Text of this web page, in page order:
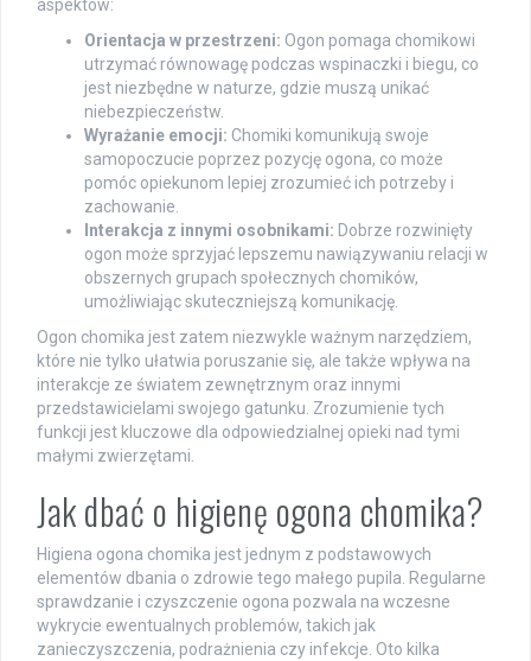
aspektów:
Orientacja w przestrzeni: Ogon pomaga chomikowi
utrzymać równowagę podczas wspinaczki i biegu, co
jest niezbędne w naturze, gdzie muszą unikać
niebezpieczeństw.
Wyrażanie emocji: Chomiki komunikują swoje
samopoczucie poprzez pozycję ogona, co może
pomóc opiekunom lepiej zrozumieć ich potrzeby i
zachowanie.
Interakcja z innymi osobnikami: Dobrze rozwinięty
ogon może sprzyjać lepszemu nawiązywaniu relacji w
obszernych grupach społecznych chomików,
umożliwiając skuteczniejszą komunikację.
Ogon chomika jest zatem niezwykle ważnym narzędziem,
które nie tylko ułatwia poruszanie się, ale także wpływa na
interakcje ze światem zewnętrznym oraz innymi
przedstawicielami swojego gatunku. Zrozumienie tych
funkcji jest kluczowe dla odpowiedzialnej opieki nad tymi
małymi zwierzętami.
Jak dbać o higienę ogona chomika?
Higiena ogona chomika jest jednym z podstawowych
elementów dbania o zdrowie tego małego pupila. Regularne
sprawdzanie i czyszczenie ogona pozwala na wczesne
wykrycie ewentualnych problemów, takich jak
zanieczyszczenia, podrażnienia czy infekcje. Oto kilka